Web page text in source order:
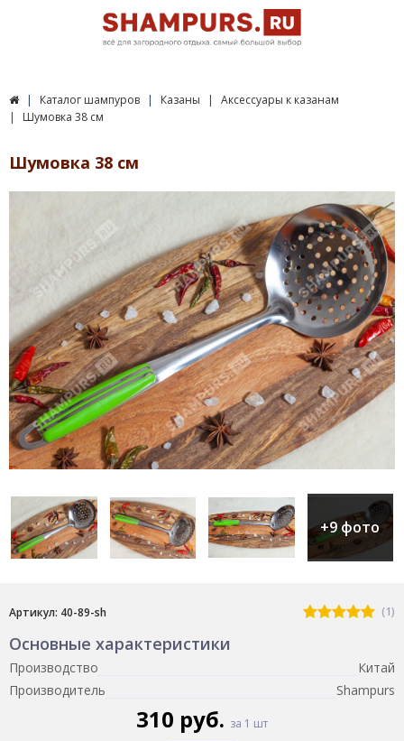
Каталог шампуров Казаны
Аксессуары к казанам
Шумовка 38 см
Шумовка 38 см
+9 фото
Артикул: 40-89-sh (1)
Основные характеристики
Производство
Китай
Производитель
Shampurs
310 руб. за 1 шт